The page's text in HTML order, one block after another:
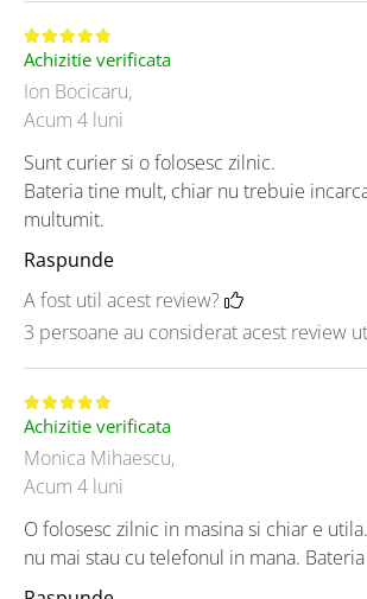
Achizitie verificata
Ion Bocicaru,
Acum 4 luni
Sunt curier si o folosesc zilnic.
Bateria tine mult, chiar nu trebuie
multumit.
Raspunde
A fost util acest review?
3 persoane au considerat acest review
Achizitie verificata
Monica Mihaescu,
Acum 4 luni
O folosesc zilnic in masina si chiar e
nu mai stau cu telefonul in mana.